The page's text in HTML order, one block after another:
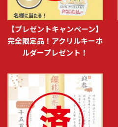
【プレゼントキャンペーン】
完全限定品！アクリルキーホ
ルダープレゼント！